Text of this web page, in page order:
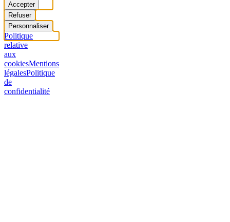
Accepter
Refuser
Personnaliser
Politique
relative
aux
cookiesMentions
légalesPolitique
de
confidentialité